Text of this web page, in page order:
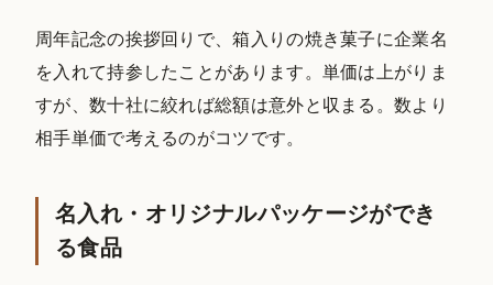
周年記念の挨拶回りで、箱入りの焼き菓子に企業名
を入れて持参したことがあります。単価は上がりま
すが、数十社に絞れば総額は意外と収まる。数より
相手単価で考えるのがコツです。
名入れ・オリジナルパッケージができ
る食品